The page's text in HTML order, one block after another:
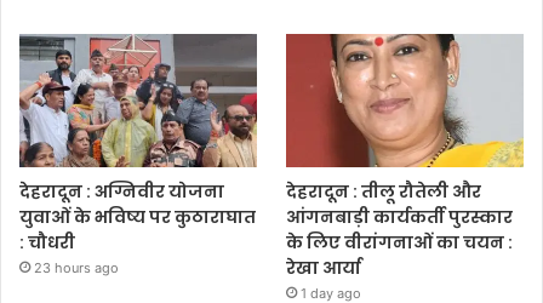
देहरादून : अग्निवीर योजना
युवाओं के भविष्य पर कुठाराघात
: चौधरी
23 hours ago
देहरादून : तीलू रौतेली और
आंगनबाड़ी कार्यकर्ती पुरस्कार
के लिए वीरांगनाओं का चयन :
रेखा आर्या
1 day ago